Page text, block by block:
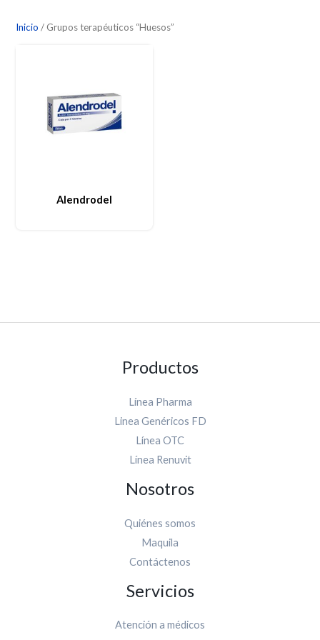
Inicio / Grupos terapéuticos “Huesos”
Alendrodel
Productos
Línea Pharma
Linea Genéricos FD
Línea OTC
Línea Renuvit
Nosotros
Quiénes somos
Maquila
Contáctenos
Servicios
Atención a médicos